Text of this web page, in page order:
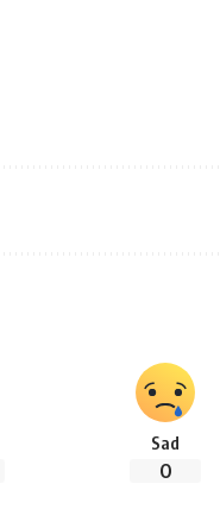
Sad
0